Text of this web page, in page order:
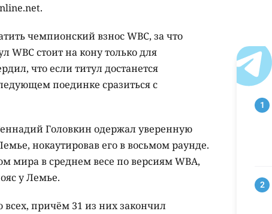
чемпионский взнос WBC, за что
WBC стоит на кону только для
что если титул достанется
поединке сразиться с
Головкин одержал уверенную
нокаутировав его в восьмом раунде.
мира в среднем весе по версиям WBA,
у Лемье.
всех, причём 31 из них закончил
1
2